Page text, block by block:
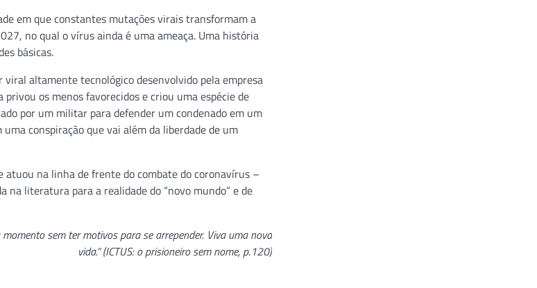
em que constantes mutações virais transformam a
no qual o vírus ainda é uma ameaça. Uma história
básicas.
viral altamente tecnológico desenvolvido pela empresa
os menos favorecidos e criou uma espécie de
por um militar para defender um condenado em um
conspiração que vai além da liberdade de um
atuou na linha de frente do combate do coronavírus –
na literatura para a realidade do “novo mundo” e de
sem ter motivos para se arrepender. Viva uma nova
vida.” (ICTUS: o prisioneiro sem nome, p.120)